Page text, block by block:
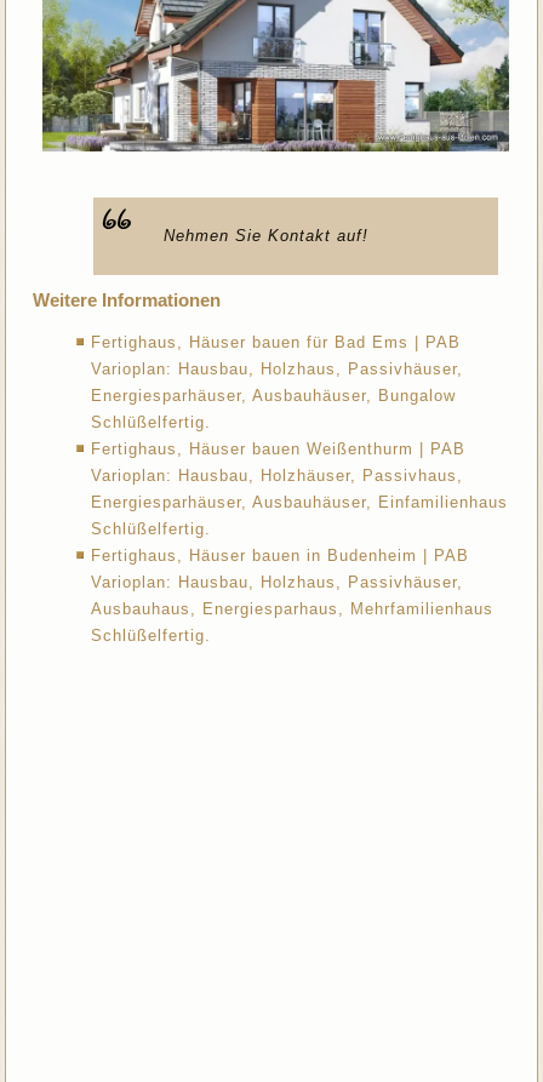
Nehmen Sie Kontakt auf!
Weitere Informationen
Fertighaus, Häuser bauen für Bad Ems | PAB
Varioplan: Hausbau, Holzhaus, Passivhäuser,
Energiesparhäuser, Ausbauhäuser, Bungalow
Schlüßelfertig.
Fertighaus, Häuser bauen Weißenthurm | PAB
Varioplan: Hausbau, Holzhäuser, Passivhaus,
Energiesparhäuser, Ausbauhäuser, Einfamilienhaus
Schlüßelfertig.
Fertighaus, Häuser bauen in Budenheim | PAB
Varioplan: Hausbau, Holzhaus, Passivhäuser,
Ausbauhaus, Energiesparhaus, Mehrfamilienhaus
Schlüßelfertig.